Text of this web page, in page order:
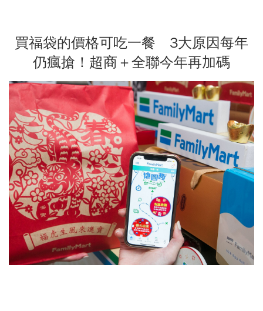
買福袋的價格可吃一餐 3大原因每年
仍瘋搶！超商＋全聯今年再加碼